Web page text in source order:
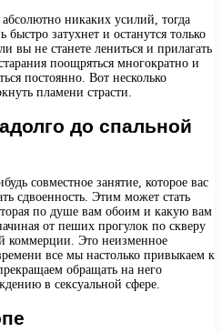
никаких усилий, тогда
быстро затухнет и останутся только
вы не станете лениться и прилагать
поощряться многократно и
постоянно. Вот несколько
пламени страсти.
до спальной
совместное занятие, которое вас
сдвоенность. Этим может стать
по душе вам обоим и какую вам
от пеших прогулок по скверу
коммерции. Это неизменное
все мы настолько привыкаем к
обращать на него
в сексуальной сфере.